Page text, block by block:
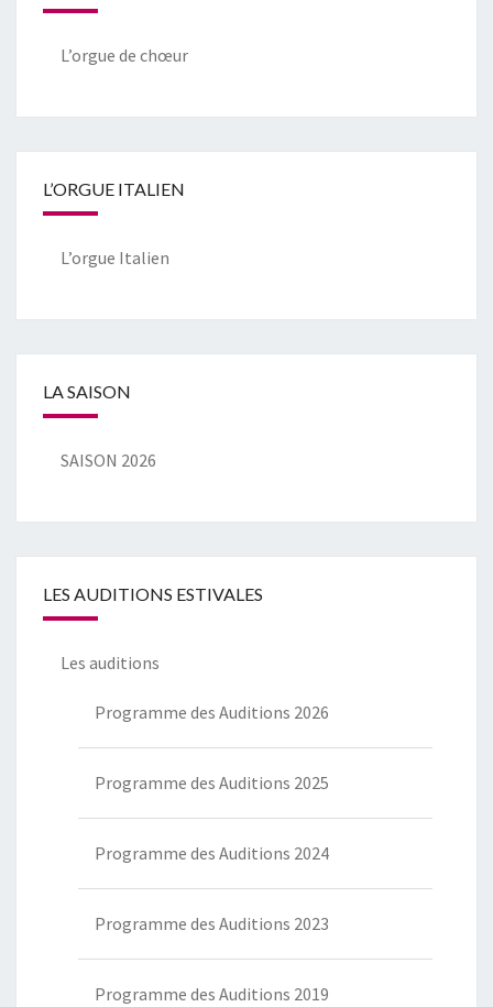
L’orgue de chœur
L’ORGUE ITALIEN
L’orgue Italien
LA SAISON
SAISON 2026
LES AUDITIONS ESTIVALES
Les auditions
Programme des Auditions 2026
Programme des Auditions 2025
Programme des Auditions 2024
Programme des Auditions 2023
Programme des Auditions 2019